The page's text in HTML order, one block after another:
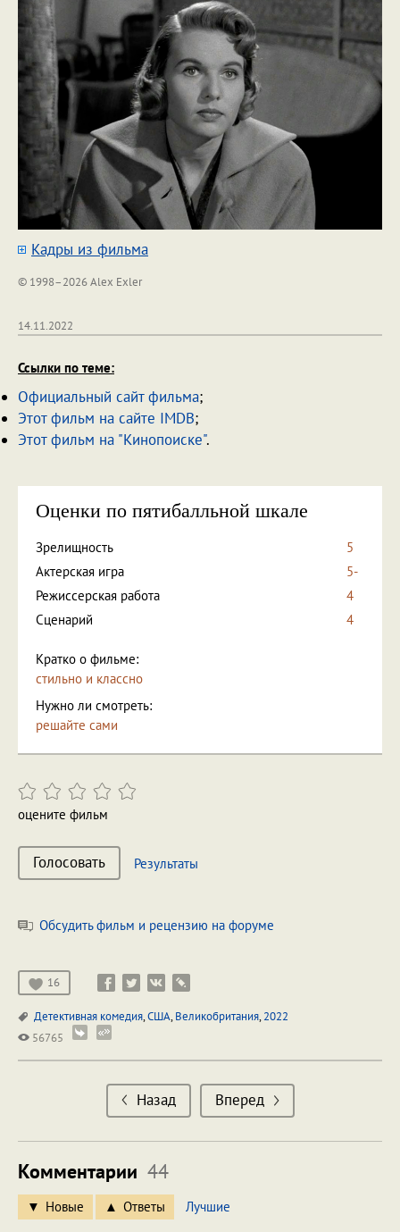
Кадры из фильма
© 1998–2026 Alex Exler
14.11.2022
Ссылки по теме:
Официальный сайт фильма;
Этот фильм на сайте IMDB;
Этот фильм на "Кинопоиске".
Оценки по пятибалльной шкале
Зрелищность
5
Актерская игра
5-
Режиссерская работа
4
Сценарий
4
Кратко о фильме:
стильно и классно
Нужно ли смотреть:
решайте сами
оцените фильм
Голосовать Результаты
Обсудить фильм и рецензию на форуме
16
Детективная комедия,США,Великобритания,2022
56765
Назад Вперед
Комментарии 44
Новые Ответы Лучшие